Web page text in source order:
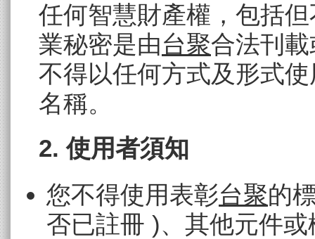
任何智慧財產權，包括
業秘密是由台聚合法刊
不得以任何方式及形式
名稱。
2. 使用者須知
您不得使用表彰台聚的
否已註冊 )、其他元件